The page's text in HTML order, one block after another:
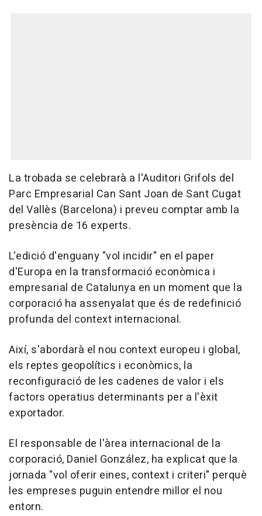
La trobada se celebrarà a l'Auditori Grifols del
Parc Empresarial Can Sant Joan de Sant Cugat
del Vallès (Barcelona) i preveu comptar amb la
presència de 16 experts.
L'edició d'enguany "vol incidir" en el paper
d'Europa en la transformació econòmica i
empresarial de Catalunya en un moment que la
corporació ha assenyalat que és de redefinició
profunda del context internacional.
Així, s'abordarà el nou context europeu i global,
els reptes geopolítics i econòmics, la
reconfiguració de les cadenes de valor i els
factors operatius determinants per a l'èxit
exportador.
El responsable de l'àrea internacional de la
corporació, Daniel González, ha explicat que la
jornada "vol oferir eines, context i criteri" perquè
les empreses puguin entendre millor el nou
entorn.